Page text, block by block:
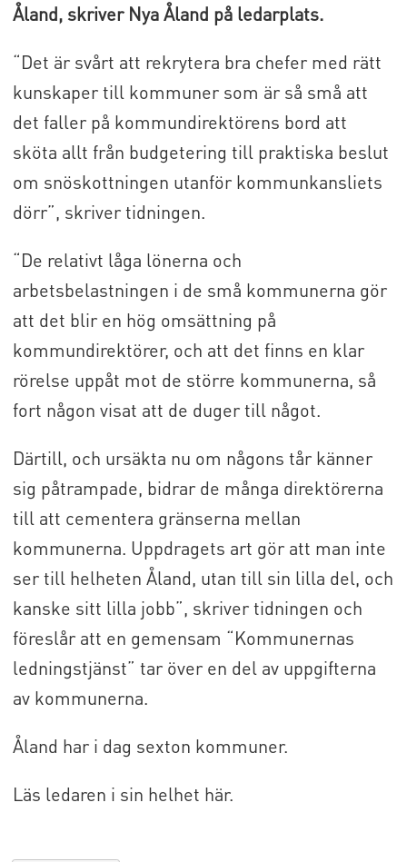
Åland, skriver Nya Åland på ledarplats.
“Det är svårt att rekrytera bra chefer med rätt
kunskaper till kommuner som är så små att
det faller på kommundirektörens bord att
sköta allt från budgetering till praktiska beslut
om snöskottningen utanför kommunkansliets
dörr”, skriver tidningen.
“De relativt låga lönerna och
arbetsbelastningen i de små kommunerna gör
att det blir en hög omsättning på
kommundirektörer, och att det finns en klar
rörelse uppåt mot de större kommunerna, så
fort någon visat att de duger till något.
Därtill, och ursäkta nu om någons tår känner
sig påtrampade, bidrar de många direktörerna
till att cementera gränserna mellan
kommunerna. Uppdragets art gör att man inte
ser till helheten Åland, utan till sin lilla del, och
kanske sitt lilla jobb”, skriver tidningen och
föreslår att en gemensam “Kommunernas
ledningstjänst” tar över en del av uppgifterna
av kommunerna.
Åland har i dag sexton kommuner.
Läs ledaren i sin helhet här.